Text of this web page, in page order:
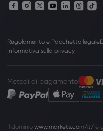
Regolamento e Pacchetto legale
Informativa sulla privacy
Metodi di pagamento
Il dominio www.markets.com/it/ è